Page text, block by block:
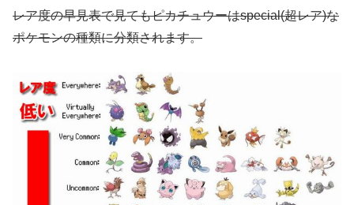
レア度の早見表で見てもピカチュウーはspecial(超レア)な
ポケモンの種類に分類されます。